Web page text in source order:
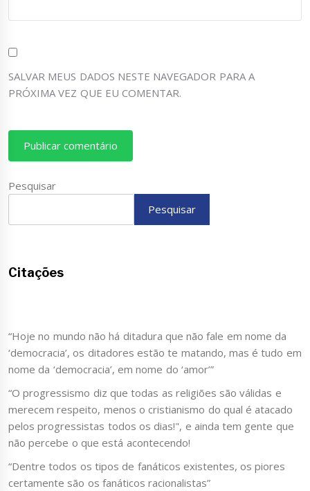
SALVAR MEUS DADOS NESTE NAVEGADOR PARA A
PRÓXIMA VEZ QUE EU COMENTAR.
Pesquisar
Pesquisar
Citações
“Hoje no mundo não há ditadura que não fale em nome da
‘democracia’, os ditadores estão te matando, mas é tudo em
nome da ‘democracia’, em nome do ‘amor’”
“O progressismo diz que todas as religiões são válidas e
merecem respeito, menos o cristianismo do qual é atacado
pelos progressistas todos os dias!", e ainda tem gente que
não percebe o que está acontecendo!
“Dentre todos os tipos de fanáticos existentes, os piores
certamente são os fanáticos racionalistas”